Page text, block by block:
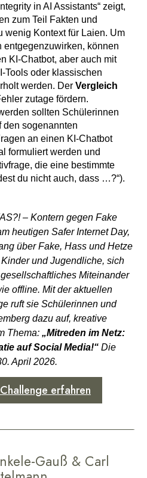
in AI Assistants“ zeigt,
zum Teil Fakten und
wenig Kontext für Laien. Um
können
KI-Chatbot, aber auch mit
Tools oder klassischen
werden. Der Vergleich
zutage fördern.
sollten Schülerinnen
den sogenannten
an einen KI-Chatbot
formuliert werden und
die eine bestimmte
du nicht auch, dass …?“).
– Kontern gegen Fake
heutigen Safer Internet Day,
über Fake, Hass und Hetze
und Jugendliche, sich
Miteinander
offline. Mit der aktuellen
ruft sie Schülerinnen und
dazu auf, kreative
Thema: „Mitreden im Netz:
auf Social Media!“ Die
April 2026.
erfahren
Gauß & Carl